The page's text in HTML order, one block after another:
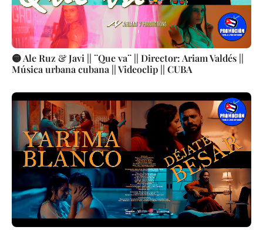
🟡 Ale Ruz & Javi || ¨Que va¨ || Director: Ariam Valdés ||
Música urbana cubana || Videoclip || CUBA